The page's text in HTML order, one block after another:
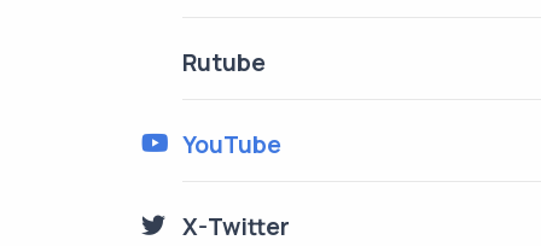
Rutube
YouTube
X-Twitter